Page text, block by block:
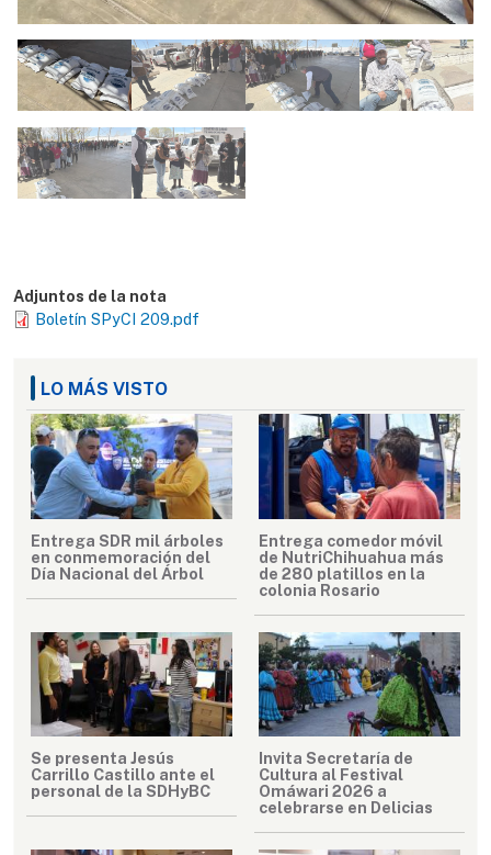
Adjuntos de la nota
Boletín SPyCI 209.pdf
LO MÁS VISTO
Entrega SDR mil árboles
en conmemoración del
Día Nacional del Árbol
Entrega comedor móvil
de NutriChihuahua más
de 280 platillos en la
colonia Rosario
Se presenta Jesús
Carrillo Castillo ante el
personal de la SDHyBC
Invita Secretaría de
Cultura al Festival
Omáwari 2026 a
celebrarse en Delicias